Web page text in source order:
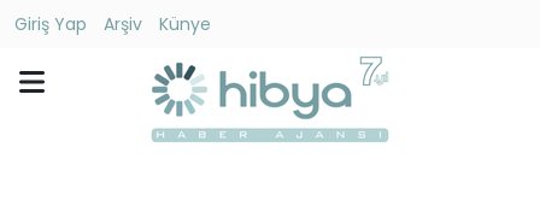
Giriş Yap Arşiv
Künye